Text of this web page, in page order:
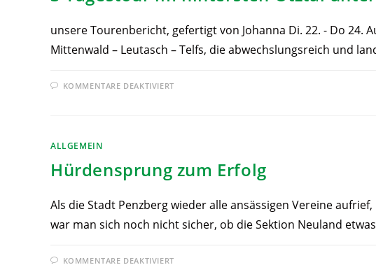
unsere Tourenbericht, gefertigt von Johanna Di. 22. - Do 24.
Mittenwald – Leutasch – Telfs, die abwechslungsreich und
KOMMENTARE DEAKTIVIERT
ALLGEMEIN
Hürdensprung zum Erfolg
Als die Stadt Penzberg wieder alle ansässigen Vereine
war man sich noch nicht sicher, ob die Sektion Neuland
KOMMENTARE DEAKTIVIERT